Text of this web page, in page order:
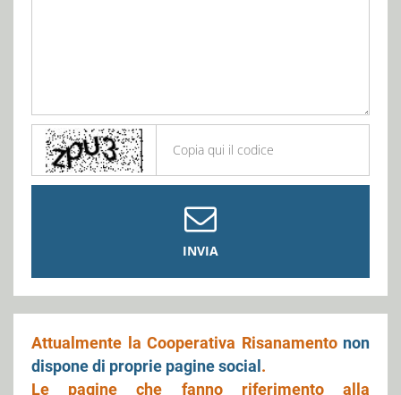
INVIA
Attualmente la Cooperativa Risanamento non
dispone di proprie pagine social.
Le pagine che fanno riferimento alla